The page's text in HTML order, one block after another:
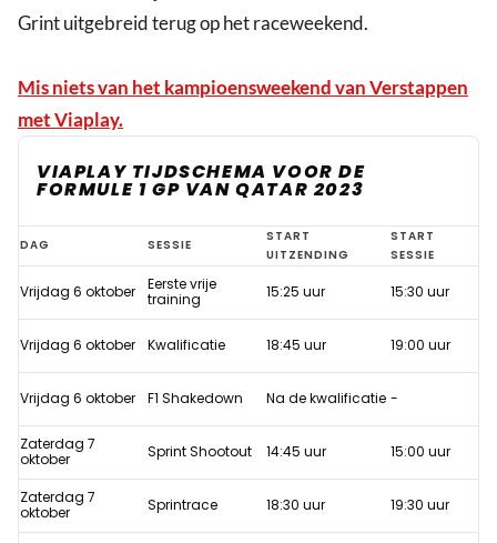
Grint uitgebreid terug op het raceweekend.
Mis niets van het kampioensweekend van Verstappen
met Viaplay.
VIAPLAY TIJDSCHEMA VOOR DE
FORMULE 1 GP VAN QATAR 2023
Bijzondere
rol
voor
Coronel
kampioensweekend
Verstappen
op
Viaplay
DAG SESSIE
START
UITZENDING
START
SESSIE
Vrijdag 6 oktober
Eerste vrije
training
15:25 uur 15:30 uur
Vrijdag 6 oktober Kwalificatie 18:45 uur 19:00 uur
Vrijdag 6 oktober F1 Shakedown Na de kwalificatie -
Zaterdag 7
oktober
Sprint Shootout 14:45 uur 15:00 uur
Zaterdag 7
oktober
Sprintrace 18:30 uur 19:30 uur